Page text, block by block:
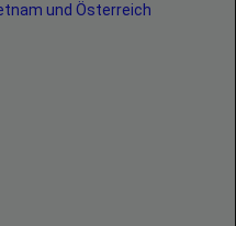
und Österreich